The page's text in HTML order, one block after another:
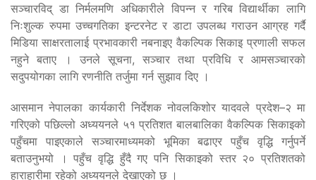
सञ्चारविद् डा निर्मलमणि अधिकारीले विपन्न र गरिब विद्यार्थीका लागि
निःशुल्क रुपमा उच्चगतिका इन्टरनेट र डाटा उपलब्ध गराउन आग्रह गर्दै
मिडिया साक्षरतालाई प्रभावकारी नबनाइए वैकल्पिक सिकाइ प्रणाली सफल
नहुने बताए । उनले सूचना, सञ्चार तथा प्रविधि र आमसञ्चारको
सदुपयोगका लागि रणनीति तर्जुमा गर्न सुझाव दिए ।
आसमान नेपालका कार्यकारी निर्देशक नोवलकिशोर यादवले प्रदेश–२ मा
गरिएको पछिल्लो अध्ययनले ५१ प्रतिशत बालबालिका वैकल्पिक सिकाइको
पहुँचमा पाइएकाले सञ्चारमाध्यमको भूमिका बढाएर पहुँच वृद्धि गर्नुपर्ने
बताउनुभयो । पहुँच वृद्धि हुँदै गए पनि सिकाइको स्तर २० प्रतिशतको
हाराहारीमा रहेको अध्ययनले देखाएको छ ।